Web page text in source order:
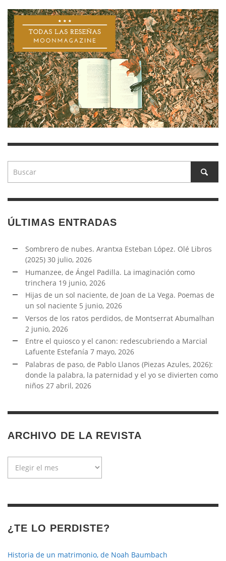
ÚLTIMAS ENTRADAS
Sombrero de nubes. Arantxa Esteban López. Olé Libros
(2025) 30 julio, 2026
Humanzee, de Ángel Padilla. La imaginación como
trinchera 19 junio, 2026
Hijas de un sol naciente, de Joan de La Vega. Poemas de
un sol naciente 5 junio, 2026
Versos de los ratos perdidos, de Montserrat Abumalhan
2 junio, 2026
Entre el quiosco y el canon: redescubriendo a Marcial
Lafuente Estefanía 7 mayo, 2026
Palabras de paso, de Pablo Llanos (Piezas Azules, 2026):
donde la palabra, la paternidad y el yo se divierten como
niños 27 abril, 2026
ARCHIVO DE LA REVISTA
¿TE LO PERDISTE?
Historia de un matrimonio, de Noah Baumbach